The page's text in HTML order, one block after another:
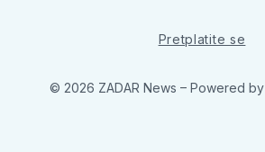
Pretplatite se
© 2026 ZADAR News – Powered by